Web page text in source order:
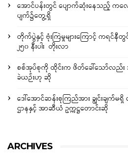
အောင်ပန်းတွင် ပျောက်ဆုံးနေသည့် က
ပျက်၌တွေ့ရှိ
တိုက်ပွဲနှင့် ဗုံးကြဲမှုများကြောင့် ကရင်နီ
၂၅၀ နီးပါး တိုးလာ
စစ်အုပ်စုကို ထိုင်းက ဖိတ်ခေါ်သော်လ
ခဲယဉ်းဟု ဆို
ဒေါ်အောင်ဆန်းစုကြည်အား ချွင်းချက်မရှိ
ဌာနနှင့် အာဆီယံ ဥက္ကဋ္ဌတောင်းဆို
ARCHIVES